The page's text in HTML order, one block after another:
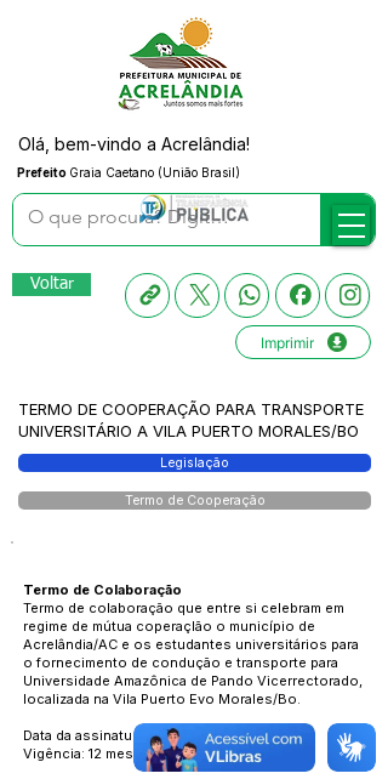
Prefeito Graia Caetano (União Brasil)
Olá, bem-vindo a Acrelândia!
Voltar
Imprimir
TERMO DE COOPERAÇÃO PARA TRANSPORTE
UNIVERSITÁRIO A VILA PUERTO MORALES/BO
Legislação
Termo de Cooperação
Termo de Colaboração
Termo de colaboração que entre si celebram em
regime de mútua coperaçlão o município de
Acrelândia/AC e os estudantes universitários para
o fornecimento de condução e transporte para
Universidade Amazônica de Pando Vicerrectorado,
localizada na Vila Puerto Evo Morales/Bo.
Data da assinatura: 17 de junho de 2024
Vigência: 12 meses